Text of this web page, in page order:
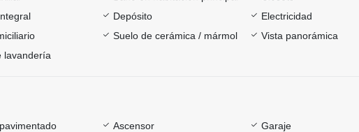
Depósito
Electricidad
Suelo de cerámica / mármol
Vista panorámica
lavandería
Ascensor
Garaje